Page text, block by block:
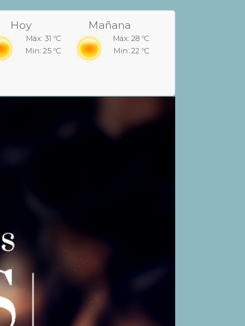
Hoy
Máx: 31 ºC
Min: 25 ºC
Mañana
Máx: 28 ºC
Min: 22 ºC